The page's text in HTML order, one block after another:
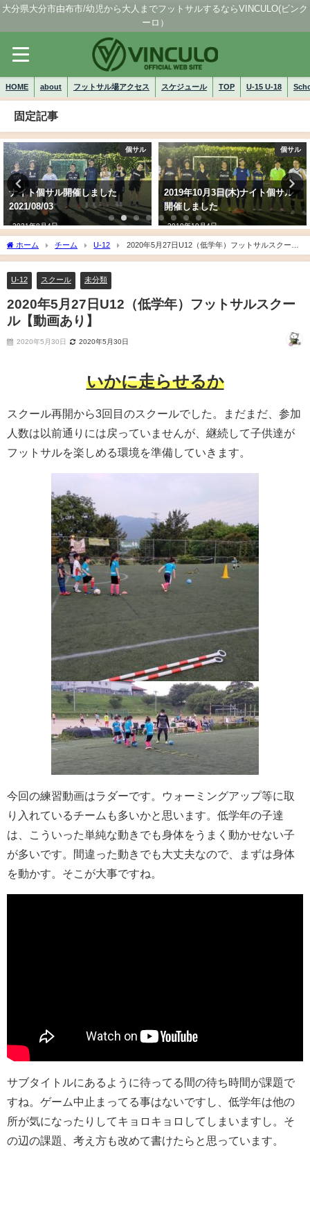
大分県大分市由布市/幼児から大人までフットサルするならVINCULO(ビンク
ーロ）
HOME about フットサル場アクセス スケジュール TOP U-15 U-18
固定記事
個サル
2019年10月3日(木)ナイト個サル
開催しました
2019年10月4日
個サル
2019年9月30日(月)ナイト個サル
開催しました
2019年10月1日
ホーム チーム U-12
2020年5月27日U12（低学年）フットサルスクール
【動画あり】
U-12 スクール 未分類
2020年5月27日U12（低学年）フットサルスクー
ル【動画あり】
2020年5月30日 2020年5月30日
いかに走らせるか
スクール再開から3回目のスクールでした。まだまだ、参加
人数は以前通りには戻っていませんが、継続して子供達が
フットサルを楽しめる環境を準備していきます。
今回の練習動画はラダーです。ウォーミングアップ等に取
り入れているチームも多いかと思います。低学年の子達
は、こういった単純な動きでも身体をうまく動かせない子
が多いです。間違った動きでも大丈夫なので、まずは身体
を動かす。そこが大事ですね。
サブタイトルにあるように待ってる間の待ち時間が課題で
すね。ゲーム中止まってる事はないですし、低学年は他の
所が気になったりしてキョロキョロしてしまいますし。そ
の辺の課題、考え方も改めて書けたらと思っています。